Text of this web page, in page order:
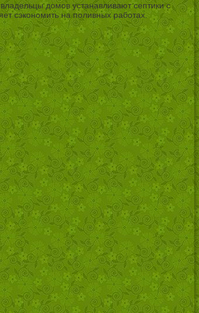
домов устанавливают септики с
сэкономить на поливных работах.